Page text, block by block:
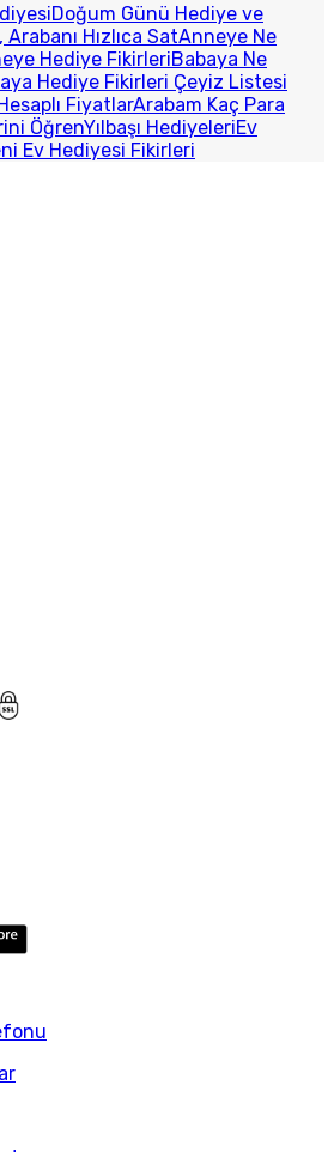
Doğum Günü Hediye ve
Arabanı Hızlıca SatAnneye Ne
Hediye FikirleriBabaya Ne
Hediye Fikirleri Çeyiz Listesi
FiyatlarArabam Kaç Para
ÖğrenYılbaşı HediyeleriEv
Ev Hediyesi Fikirleri